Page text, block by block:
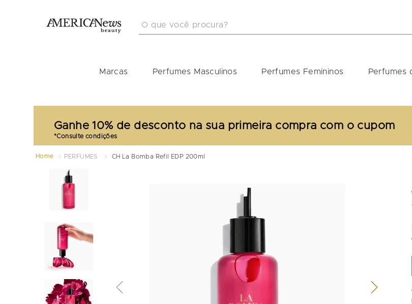
5 º
carolina herrera
Marcas Perfumes Masculinos Perfumes Femininos Perfumes
Ganhe 10% de desconto na sua primeira compra com o cupom
Home PERFUMES CH La Bomba Refil EDP 200ml